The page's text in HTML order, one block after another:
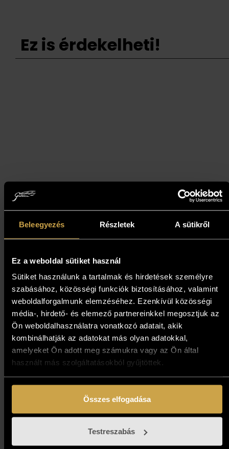
Beleegyezés Részletek A sütikről
Ez a weboldal sütiket használ
Sütiket használunk a tartalmak és hirdetések személyre
szabásához, közösségi funkciók biztosításához, valamint
weboldalforgalmunk elemzéséhez. Ezenkívül közösségi
média-, hirdető- és elemező partnereinkkel megosztjuk az
Ön weboldalhasználatra vonatkozó adatait, akik
kombinálhatják az adatokat más olyan adatokkal,
amelyeket Ön adott meg számukra vagy az Ön által
használt más szolgáltatásokból gyűjtöttek.
Összes elfogadása
Testreszabás
Ez is érdekelheti!
Nagy Tibor - Nyugodt reggel
(40x35 cm)
1 093 000Ft
Kosárba teszem
Kovács Erzsébet - Zenebohóc
(25,5x21,5 cm)